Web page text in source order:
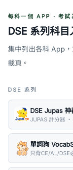
每科一個 APP · 考試
DSE 系列科目
集中列出各科 App
載頁。
DSE 系列
DSE Jupas 神
JUPAS 計分器
單詞狗
只背CE/AL/DSE